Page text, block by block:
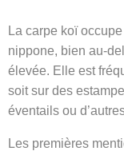
La carpe koï
nippone, bien au-
élevée. Elle est
soit sur des
éventails ou
Les premières